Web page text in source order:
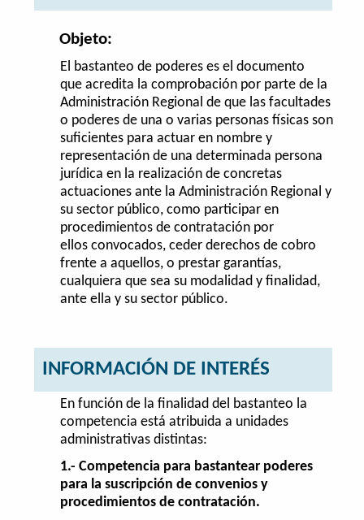
Objeto:
El bastanteo de poderes es el documento
que acredita la comprobación por parte de la
Administración Regional de que las facultades
o poderes de una o varias personas físicas son
suficientes para actuar en nombre y
representación de una determinada persona
jurídica en la realización de concretas
actuaciones ante la Administración Regional y
su sector público, como participar en
procedimientos de contratación por
ellos convocados, ceder derechos de cobro
frente a aquellos, o prestar garantías,
cualquiera que sea su modalidad y finalidad,
ante ella y su sector público.
INFORMACIÓN DE INTERÉS
En función de la finalidad del bastanteo la
competencia está atribuida a unidades
administrativas distintas:
1.- Competencia para bastantear poderes
para la suscripción de convenios y
procedimientos de contratación.